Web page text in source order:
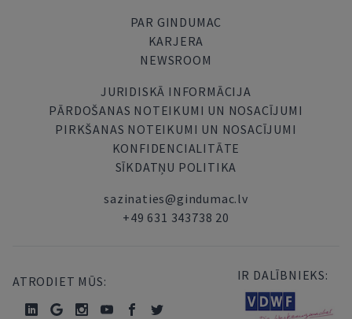
PAR GINDUMAC
KARJERA
NEWSROOM
JURIDISKĀ INFORMĀCIJA
PĀRDOŠANAS NOTEIKUMI UN NOSACĪJUMI
PIRKŠANAS NOTEIKUMI UN NOSACĪJUMI
KONFIDENCIALITĀTE
SĪKDATŅU POLITIKA
sazinaties@gindumac.lv
+49 631 343738 20
ATRODIET MŪS: IR DALĪBNIEKS: